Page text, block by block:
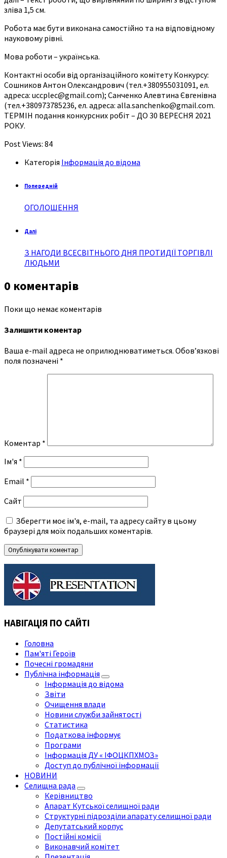
зліва 1,5 см.
Робота має бути виконана самостійно та на відповідному
науковому рівні.
Мова роботи – українська.
Контактні особи від організаційного комітету Конкурсу:
Сошников Антон Олександрович (тел.+380955031091, ел.
адреса: uccplec@gmail.com); Санченко Алевтина Євгенівна
(тел.+380973785236, ел. адреса: alla.sanchenko@gmail.com.
ТЕРМІН подання конкурсних робіт – ДО 30 ВЕРЕСНЯ 2021
РОКУ.
Post Views: 84
Категорія Інформація до відома
Попередній
ОГОЛОШЕННЯ
Далі
З НАГОДИ ВСЕСВІТНЬОГО ДНЯ ПРОТИДІЇ ТОРГІВЛІ
ЛЮДЬМИ
0 коментарів
Поки що немає коментарів
Залишити коментар
Ваша e-mail адреса не оприлюднюватиметься. Обов’язкові
поля позначені *
Коментар *
Ім'я *
Email *
Сайт
Зберегти моє ім'я, e-mail, та адресу сайту в цьому
браузері для моїх подальших коментарів.
НАВІГАЦІЯ ПО САЙТІ
Головна
Пам'яті Героїв
Почесні громадяни
Публічна інформація
Інформація до відома
Звіти
Очищення влади
Новини служби зайнятості
Статистика
Податкова інформує
Програми
Інформація ДУ « ІФОЦКПХМОЗ»
Доступ до публічної інформації
НОВИНИ
Селищна рада
Керівництво
Апарат Кутської селищної ради
Структурні підрозділи апарату селищної ради
Депутатський корпус
Постійні комісії
Виконавчий комітет